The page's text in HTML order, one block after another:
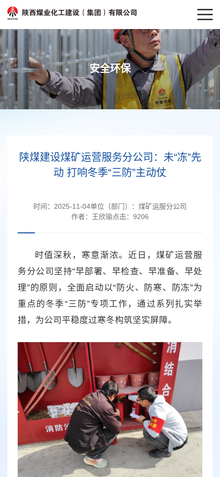
安全环保
陕煤建设煤矿运营服务分公司：未“冻”先
动 打响冬季“三防”主动仗
时间： 2025-11-04单位（部门）： 煤矿运服分公司
作者： 王欣瑜点击： 9206
时值深秋，寒意渐浓。近日，煤矿运营服
务分公司坚持“早部署、早检查、早准备、早处
理”的原则，全面启动以“防火、防寒、防冻”为
重点的冬季“三防”专项工作，通过系列扎实举
措，为公司平稳度过寒冬构筑坚实屏障。